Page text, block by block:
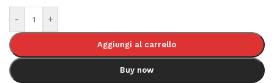
- +
Aggiungi al carrello
Buy now